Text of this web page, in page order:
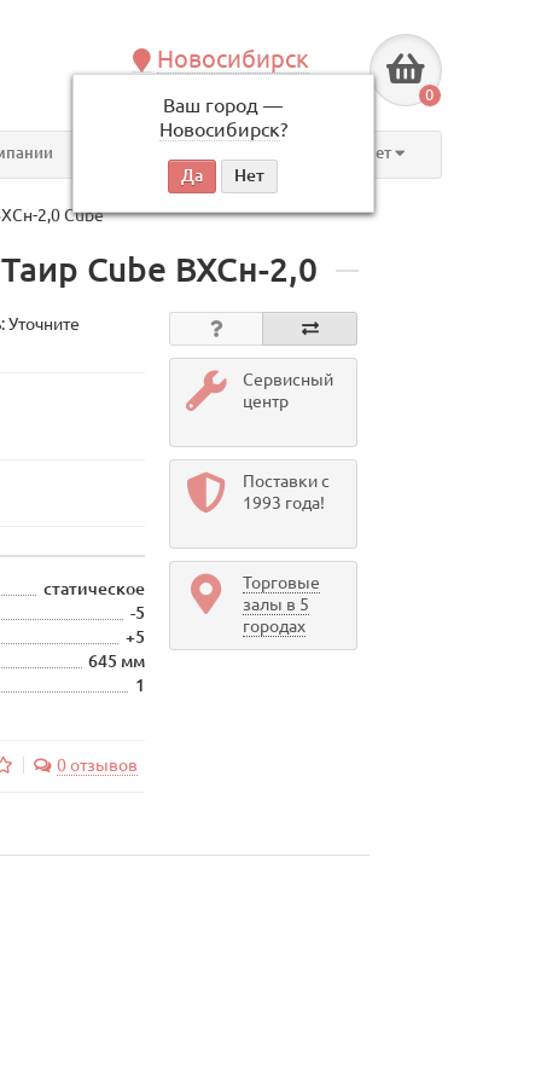
Новосибирск
Ваш город —
Новосибирск?
по будням, с 09:00 до 18:00
0
Личный кабинет
2,0 Cube
Cube ВХСн-2,0
Уточните
статическое
-5
+5
645 мм
1
0 отзывов
Сервисный
центр
Поставки с
1993 года!
Торговые
залы в 5
городах